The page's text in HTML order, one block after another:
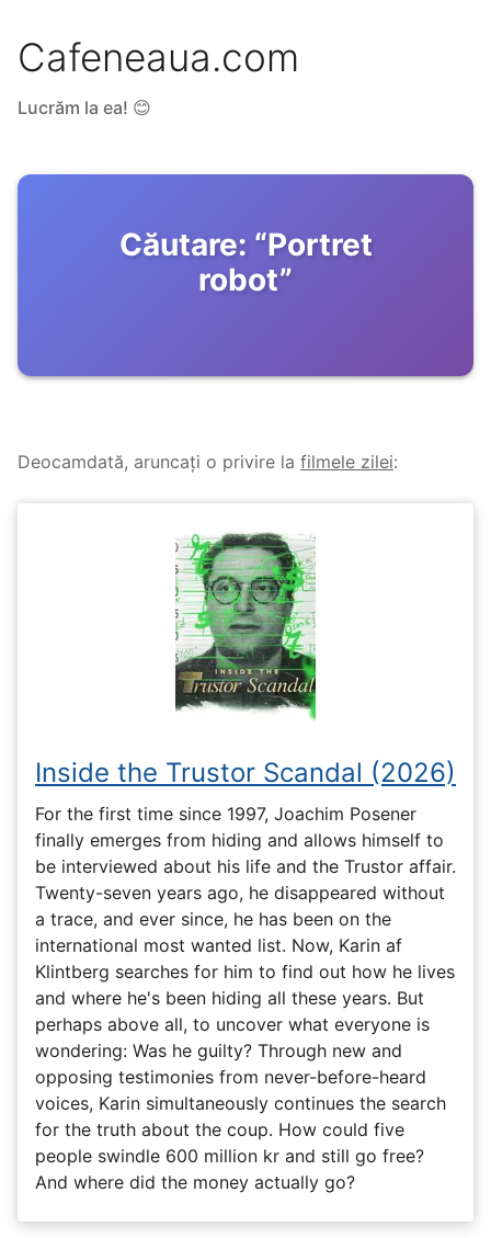
Cafeneaua.com
Lucrăm la ea! 😊
Căutare: “Portret
robot”
Deocamdată, aruncați o privire la filmele zilei:
Inside the Trustor Scandal (2026)
For the first time since 1997, Joachim Posener
finally emerges from hiding and allows himself to
be interviewed about his life and the Trustor affair.
Twenty-seven years ago, he disappeared without
a trace, and ever since, he has been on the
international most wanted list. Now, Karin af
Klintberg searches for him to find out how he lives
and where he's been hiding all these years. But
perhaps above all, to uncover what everyone is
wondering: Was he guilty? Through new and
opposing testimonies from never-before-heard
voices, Karin simultaneously continues the search
for the truth about the coup. How could five
people swindle 600 million kr and still go free?
And where did the money actually go?